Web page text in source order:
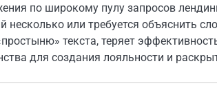
по широкому пулу запросов
несколько или требуется объяснить
текста, теряет
для создания лояльности и